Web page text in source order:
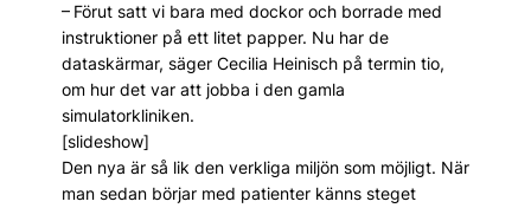
– Förut satt vi bara med dockor och borrade med
instruktioner på ett litet papper. Nu har de
dataskärmar, säger Cecilia Heinisch på termin tio,
om hur det var att jobba i den gamla
simulatorkliniken.
[slideshow]
Den nya är så lik den verkliga miljön som möjligt. När
man sedan börjar med patienter känns steget